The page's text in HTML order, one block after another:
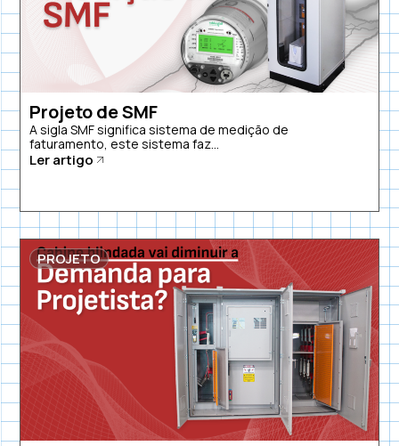
Projeto de SMF
A sigla SMF significa sistema de medição de
faturamento, este sistema faz...
Ler artigo
PROJETO